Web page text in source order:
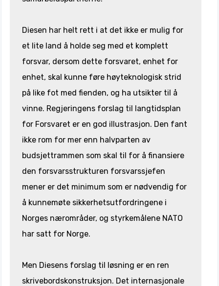
Diesen har helt rett i at det ikke er mulig for
et lite land å holde seg med et komplett
forsvar, dersom dette forsvaret, enhet for
enhet, skal kunne føre høyteknologisk strid
på like fot med fienden, og ha utsikter til å
vinne. Regjeringens forslag til langtidsplan
for Forsvaret er en god illustrasjon. Den fant
ikke rom for mer enn halvparten av
budsjettrammen som skal til for å finansiere
den forsvarsstrukturen forsvarssjefen
mener er det minimum som er nødvendig for
å kunnemøte sikkerhetsutfordringene i
Norges nærområder, og styrkemålene NATO
har satt for Norge.
Men Diesens forslag til løsning er en ren
skrivebordskonstruksjon. Det internasjonale